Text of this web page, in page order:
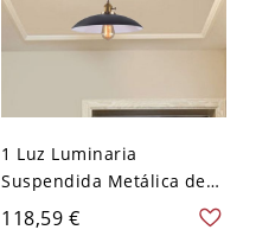
1 Luz Luminaria
Suspendida Metálica de
Platillo Lámpara
Pendiente Industrial con
118,59 €